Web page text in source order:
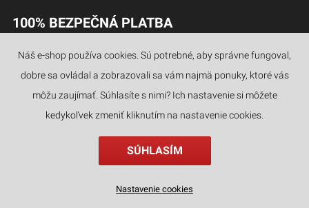
100% BEZPEČNÁ PLATBA
JAZYKY
Náš e-shop používa cookies. Sú potrebné, aby správne fungoval,
dobre sa ovládal a zobrazovali sa vám najmä ponuky, ktoré vás
môžu zaujímať. Súhlasíte s nimi? Ich nastavenie si môžete
kedykoľvek zmeniť kliknutím na nastavenie cookies.
SÚHLASÍM
Nastavenie cookies